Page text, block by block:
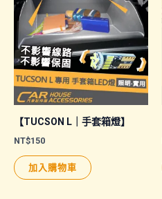
【TUCSON L｜手套箱燈】
NT$150
加入購物車